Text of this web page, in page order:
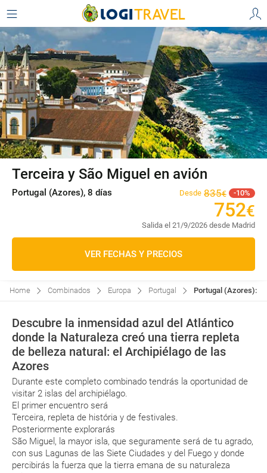
Terceira y São Miguel en avión
Portugal (Azores), 8 días Desde 835€ 10
752€
Salida el 21/9/2026 desde Madrid
VER FECHAS Y PRECIOS
Home Combinados Europa Portugal Portugal (Azores):
Descubre la inmensidad azul del Atlántico
donde la Naturaleza creó una tierra repleta
de belleza natural: el Archipiélago de las
Azores
Durante este completo combinado tendrás la oportunidad de
visitar 2 islas del archipiélago.
El primer encuentro será
Terceira, repleta de história y de festivales.
Posteriormente explorarás
São Miguel, la mayor isla, que seguramente será de tu agrado,
con sus Lagunas de las Siete Ciudades y del Fuego y donde
percibirás la fuerza que la tierra emana de su naturaleza